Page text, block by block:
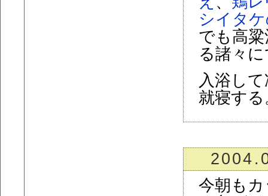
シイタ
でも高
る諸々
入浴し
就寝する
今朝も